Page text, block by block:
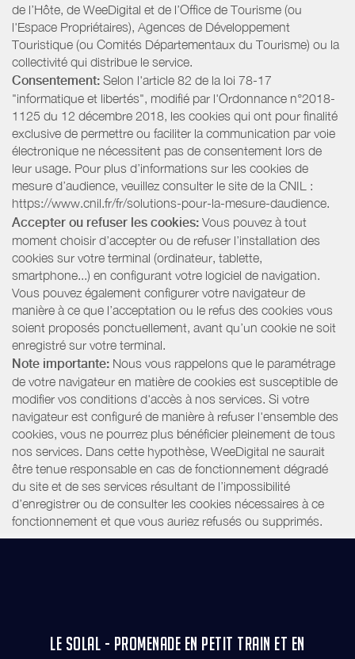
de l’Hôte, de WeeDigital et de l’Office de Tourisme (ou
l'Espace Propriétaires), Agences de Développement
Touristique (ou Comités Départementaux du Tourisme) ou la
collectivité qui distribue le service.
Consentement: Selon l'article 82 de la loi 78-17
"informatique et libertés", modifié par l'Ordonnance n°2018-
1125 du 12 décembre 2018, les cookies qui ont pour finalité
exclusive de permettre ou faciliter la communication par voie
électronique ne nécessitent pas de consentement lors de
leur usage. Pour plus d’informations sur les cookies de
mesure d’audience, veuillez consulter le site de la CNIL :
https://www.cnil.fr/fr/solutions-pour-la-mesure-daudience.
Accepter ou refuser les cookies: Vous pouvez à tout
moment choisir d’accepter ou de refuser l’installation des
cookies sur votre terminal (ordinateur, tablette,
smartphone...) en configurant votre logiciel de navigation.
Vous pouvez également configurer votre navigateur de
manière à ce que l’acceptation ou le refus des cookies vous
soient proposés ponctuellement, avant qu’un cookie ne soit
enregistré sur votre terminal.
Note importante: Nous vous rappelons que le paramétrage
de votre navigateur en matière de cookies est susceptible de
modifier vos conditions d'accès à nos services. Si votre
navigateur est configuré de manière à refuser l'ensemble des
cookies, vous ne pourrez plus bénéficier pleinement de tous
nos services. Dans cette hypothèse, WeeDigital ne saurait
être tenue responsable en cas de fonctionnement dégradé
du site et de ses services résultant de l’impossibilité
d’enregistrer ou de consulter les cookies nécessaires à ce
fonctionnement et que vous auriez refusés ou supprimés.
LE SOLAL - PROMENADE EN PETIT TRAIN ET EN